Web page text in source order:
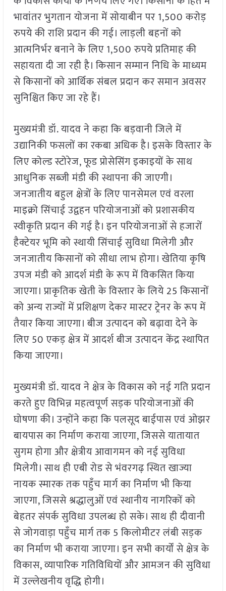
भावांतर भुगतान योजना में सोयाबीन पर 1,500 करोड़
रुपये की राशि प्रदान की गई। लाड़ली बहनों को
आत्मनिर्भर बनाने के लिए 1,500 रुपये प्रतिमाह की
सहायता दी जा रही है। किसान सम्मान निधि के माध्यम
से किसानों को आर्थिक संबल प्रदान कर समान अवसर
सुनिश्चित किए जा रहे हैं।
मुख्यमंत्री डॉ. यादव ने कहा कि बड़वानी जिले में
उद्यानिकी फसलों का रकबा अधिक है। इसके विस्तार के
लिए कोल्ड स्टोरेज, फूड प्रोसेसिंग इकाइयों के साथ
आधुनिक सब्जी मंडी की स्थापना की जाएगी।
जनजातीय बहुल क्षेत्रों के लिए पानसेमल एवं वरला
माइक्रो सिंचाई उद्वहन परियोजनाओं को प्रशासकीय
स्वीकृति प्रदान की गई है। इन परियोजनाओं से हजारों
हैक्टेयर भूमि को स्थायी सिंचाई सुविधा मिलेगी और
जनजातीय किसानों को सीधा लाभ होगा। खेतिया कृषि
उपज मंडी को आदर्श मंडी के रूप में विकसित किया
जाएगा। प्राकृतिक खेती के विस्तार के लिये 25 किसानों
को अन्य राज्यों में प्रशिक्षण देकर मास्टर ट्रेनर के रूप में
तैयार किया जाएगा। बीज उत्पादन को बढ़ावा देने के
लिए 50 एकड़ क्षेत्र में आदर्श बीज उत्पादन केंद्र स्थापित
किया जाएगा।
मुख्यमंत्री डॉ. यादव ने क्षेत्र के विकास को नई गति प्रदान
करते हुए विभिन्न महत्वपूर्ण सड़क परियोजनाओं की
घोषणा की। उन्होंने कहा कि पलसूद बाईपास एवं ओझर
बायपास का निर्माण कराया जाएगा, जिससे यातायात
सुगम होगा और क्षेत्रीय आवागमन को नई सुविधा
मिलेगी। साथ ही एबी रोड से भंवरगढ़ स्थित खाज्या
नायक स्मारक तक पहुँच मार्ग का निर्माण भी किया
जाएगा, जिससे श्रद्धालुओं एवं स्थानीय नागरिकों को
बेहतर संपर्क सुविधा उपलब्ध हो सके। साथ ही दीवानी
से जोगवाड़ा पहुँच मार्ग तक 5 किलोमीटर लंबी सड़क
का निर्माण भी कराया जाएगा। इन सभी कार्यों से क्षेत्र के
विकास, व्यापारिक गतिविधियों और आमजन की सुविधा
में उल्लेखनीय वृद्धि होगी।